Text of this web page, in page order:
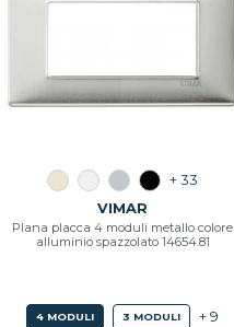
+ 33
VIMAR
Plana placca 4 moduli metallo colore
alluminio spazzolato 14654.81
4 MODULI 3 MODULI + 9